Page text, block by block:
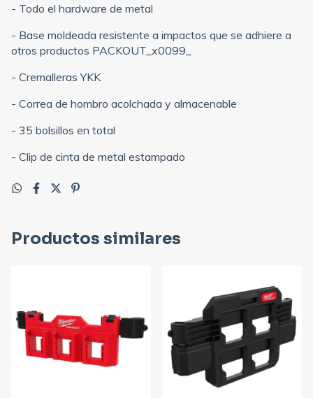
- Todo el hardware de metal
- Base moldeada resistente a impactos que se adhiere a
otros productos PACKOUT_x0099_
- Cremalleras YKK
- Correa de hombro acolchada y almacenable
- 35 bolsillos en total
- Clip de cinta de metal estampado
Productos similares